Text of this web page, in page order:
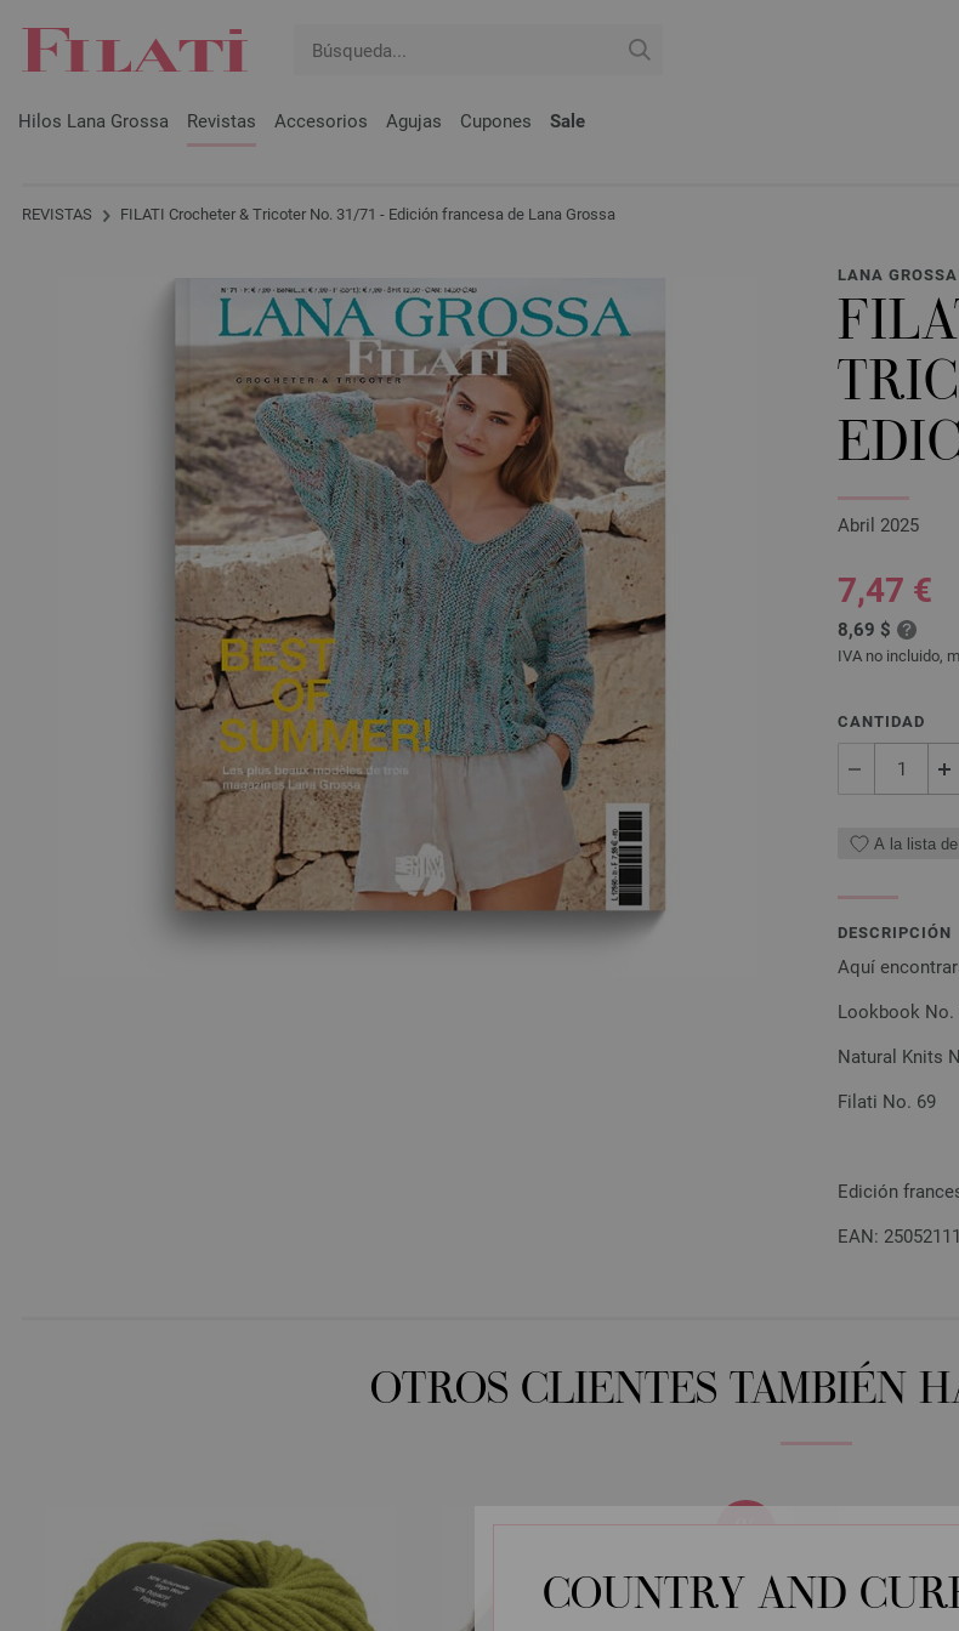
COUNTRY AND
Hilos Lana Grossa Revistas Accesorios Agujas Cupones Sale
REVISTAS FILATI Crocheter & Tricoter No. 31/71 - Edición francesa de Lana Grossa
LANA GROSSA
Abril 2025
7,47 €
8,69 $
IVA no incluido,
CANTIDAD
A la lista
DESCRIPCIÓN
Aquí
Lookbook No.
Natural Knits
Filati No. 69
Edición
EAN:
OTROS CLIENTES TAMBIÉN